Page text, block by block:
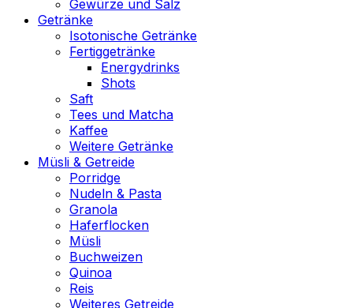
Gewürze und Salz
Getränke
Isotonische Getränke
Fertiggetränke
Energydrinks
Shots
Saft
Tees und Matcha
Kaffee
Weitere Getränke
Müsli & Getreide
Porridge
Nudeln & Pasta
Granola
Haferflocken
Müsli
Buchweizen
Quinoa
Reis
Weiteres Getreide